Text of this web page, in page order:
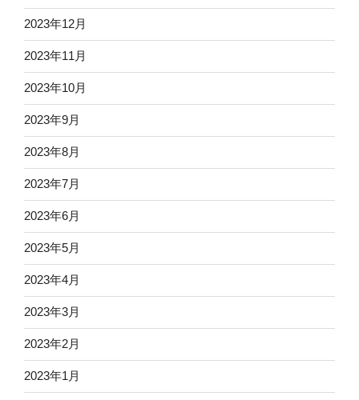
2023年12月
2023年11月
2023年10月
2023年9月
2023年8月
2023年7月
2023年6月
2023年5月
2023年4月
2023年3月
2023年2月
2023年1月